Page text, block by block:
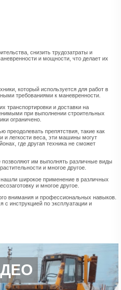
снизить трудозатраты и
и мощности, что делает их
который используется для работ в
требованиями к маневренности.
транспортировки и доставки на
при выполнении строительных
ограничено.
препятствия, такие как
и легкости веса, эти машины могут
где другая техника не сможет
им выполнять различные виды
и многое другое.
широкое применение в различных
и многое другое.
внимания и профессиональных навыков.
с инструкцией по эксплуатации и